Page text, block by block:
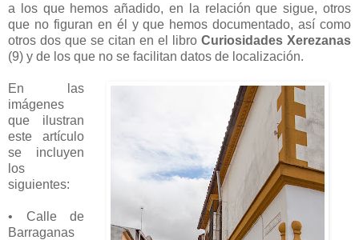
a los que hemos añadido, en la relación que sigue, otros
que no figuran en él y que hemos documentado, así como
otros dos que se citan en el libro Curiosidades Xerezanas
(9) y de los que no se facilitan datos de localización.
En las
imágenes
que ilustran
este artículo
se incluyen
los
siguientes:
• Calle de
Barraganas